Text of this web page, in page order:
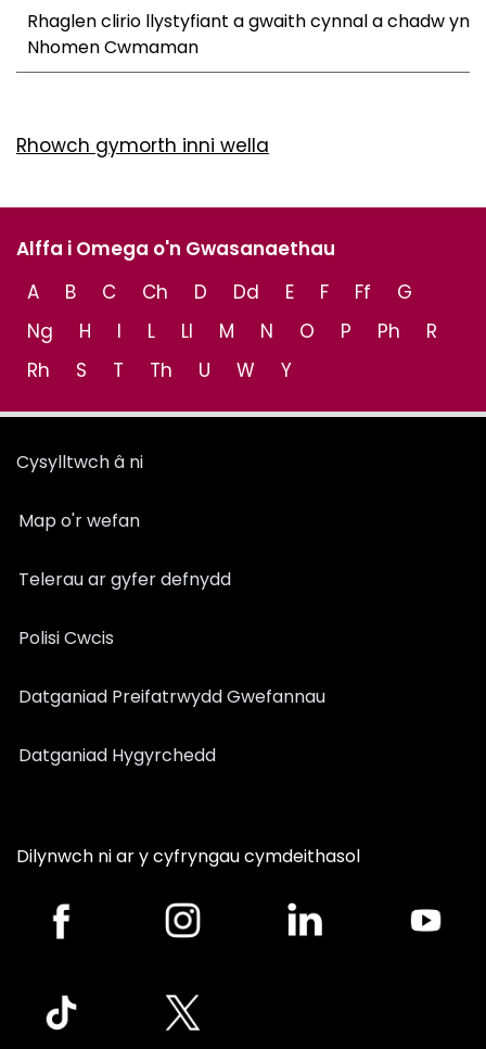
Rhaglen clirio llystyfiant a gwaith cynnal a chadw yn
Nhomen Cwmaman
Rhowch gymorth inni wella
Alffa i Omega o'n Gwasanaethau
A
B C Ch D Dd E F Ff
G
Ng
H I L Ll M N O P Ph
R
Rh
S T Th U W Y
Cysylltwch â ni
Map o'r wefan
Telerau ar gyfer defnydd
Polisi Cwcis
Datganiad Preifatrwydd Gwefannau
Datganiad Hygyrchedd
Dilynwch ni ar y cyfryngau cymdeithasol